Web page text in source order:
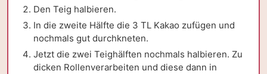
Den Teig halbieren.
In die zweite Hälfte die 3 TL Kakao zufügen und
nochmals gut durchkneten.
Jetzt die zwei Teighälften nochmals halbieren. Zu
dicken Rollenverarbeiten und diese dann in